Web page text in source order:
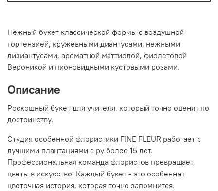
Нежный букет классической формы с воздушной
гортензией, кружевными диантусами, нежными
лизиантусами, ароматной маттиолой, фиолетовой
Вероникой и пионовидными кустовыми розами.
Описание
Роскошный букет для учителя, который точно оценят по
достоинству.
Студия особенной флористики FINE FLEUR работает с
лучшими плантациями с ру более 15 лет.
Профессиональная команда флористов превращает
цветы в искусство. Каждый букет - это особенная
цветочная история, которая точно запомнится.